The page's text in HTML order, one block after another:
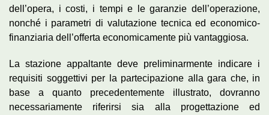
dell’opera, i costi, i tempi e le garanzie dell’operazione,
nonché i parametri di valutazione tecnica ed economico-
finanziaria dell’offerta economicamente più vantaggiosa.
La stazione appaltante deve preliminarmente indicare i
requisiti soggettivi per la partecipazione alla gara che, in
base a quanto precedentemente illustrato, dovranno
necessariamente riferirsi sia alla progettazione ed